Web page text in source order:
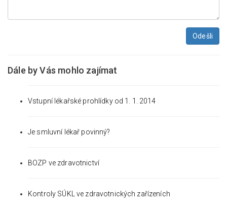
Odešli
Dále by Vás mohlo zajímat
Vstupní lékařské prohlídky od 1. 1. 2014
Je smluvní lékař povinný?
BOZP ve zdravotnictví
Kontroly SÚKL ve zdravotnických zařízeních